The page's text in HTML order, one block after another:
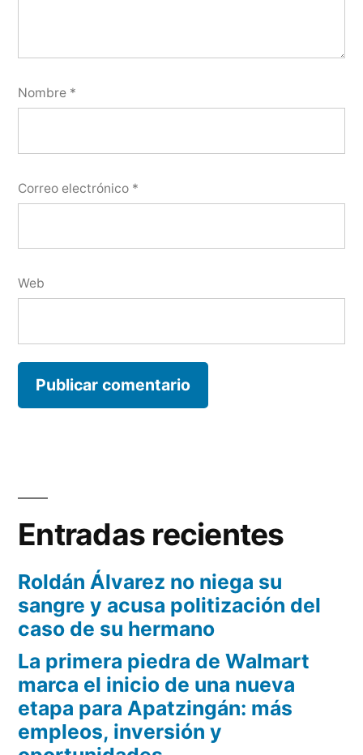
Nombre *
Correo electrónico *
Web
Entradas recientes
Roldán Álvarez no niega su
sangre y acusa politización del
caso de su hermano
La primera piedra de Walmart
marca el inicio de una nueva
etapa para Apatzingán: más
empleos, inversión y